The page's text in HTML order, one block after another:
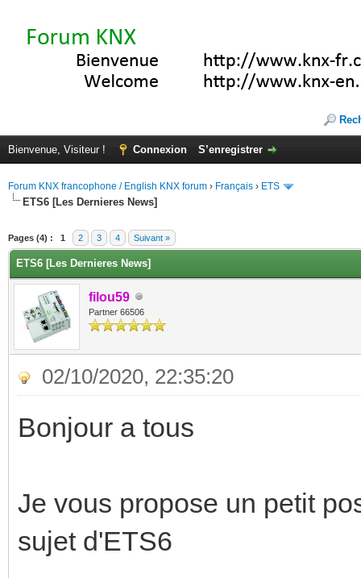
Bienvenue, Visiteur ! Connexion S’enregistrer
Forum KNX francophone / English KNX forum › Français › ETS
ETS6 [Les Dernieres News]
Pages (4) : 1 2 3 4 Suivant »
ETS6 [Les Dernieres News]
filou59
Partner 66506
02/10/2020, 22:35:20
Bonjour a tous
Je vous propose un petit
sujet d'ETS6